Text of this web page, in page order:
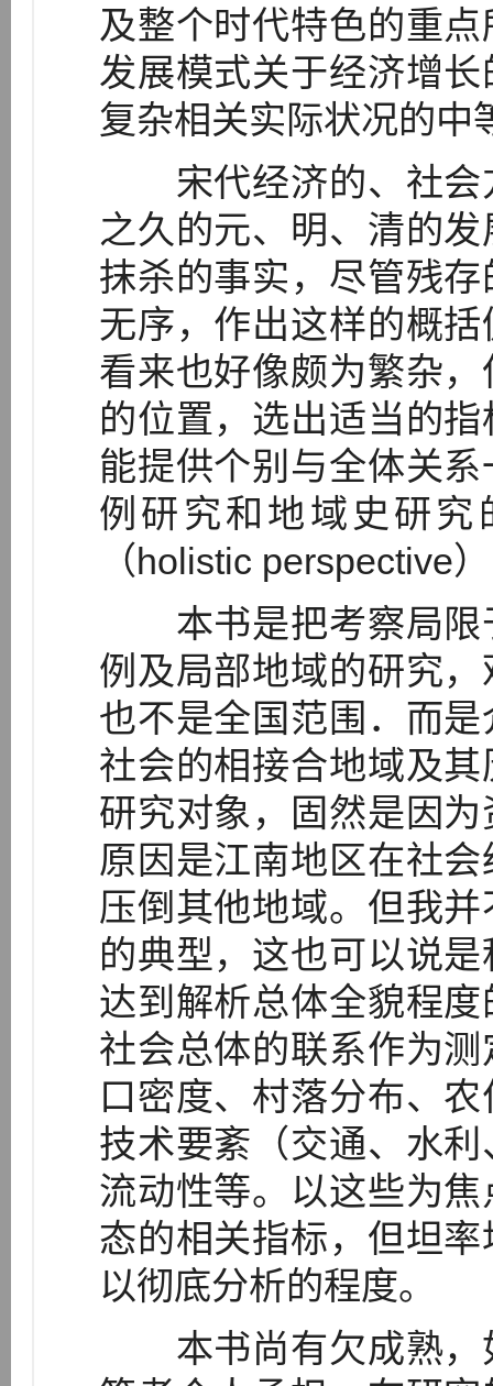
及整个时代特色的重
发展模式关于经济增
复杂相关实际状况的中
宋代经济的、社会
之久的元、明、清的
抹杀的事实，尽管残
无序，作出这样的概
看来也好像颇为繁杂
的位置，选出适当的
能提供个别与全体关
例研究和地域史研
（holistic perspective
本书是把考察局限
例及局部地域的研究
也不是全国范围．而
社会的相接合地域及
研究对象，固然是因
原因是江南地区在社
压倒其他地域。但我
的典型，这也可以说
达到解析总体全貌程
社会总体的联系作为
口密度、村落分布、
技术要紊（交通、水
流动性等。以这些为
态的相关指标，但坦
以彻底分析的程度。
本书尚有欠成熟，